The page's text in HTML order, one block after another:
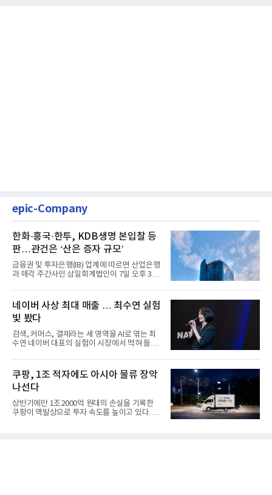
epic-Company
한화·흥국·한투, KDB생명 본입찰 등
판…관건은 ‘산은 증자 규모’
금융권 및 투자은행(IB) 업계에 따르면 산업은행
과 매각 주간사인 삼일회계법인이 7일 오후 3시
네이버 사상 최대 매출 … 최수연 실험
빛 봤다
검색, 커머스, 결제라는 세 영역을 AI로 엮는 최
수연 네이버 대표의 실험이 시장에서 먹혀 들어
쿠팡, 1조 적자에도 아시아 물류 장악
나선다
상반기에만 1조2000억 원대의 손실을 기록한
쿠팡이 역발상으로 투자 속도를 높이고 있다. 이